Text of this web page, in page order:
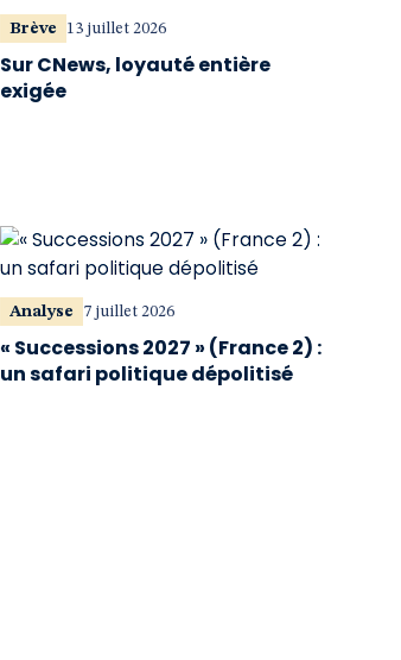
Brève 13 juillet 2026
Sur CNews, loyauté entière
exigée
Analyse 7 juillet 2026
« Successions 2027 » (France 2) :
un safari politique dépolitisé